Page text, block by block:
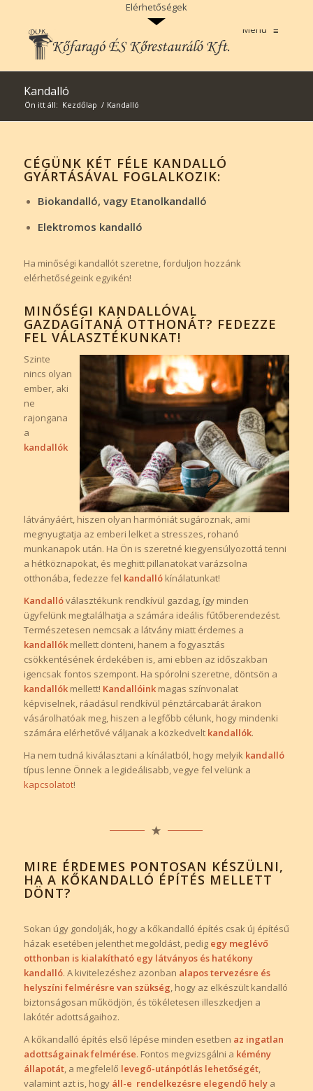
Menu≡
Kandalló
Ön itt áll: Kezdőlap / Kandalló
CÉGÜNK KÉT FÉLE KANDALLÓ
GYÁRTÁSÁVAL FOGLALKOZIK:
Biokandalló, vagy Etanolkandalló
Elektromos kandalló
Ha minőségi kandallót szeretne, forduljon hozzánk
elérhetőségeink egyikén!
MINŐSÉGI KANDALLÓVAL
GAZDAGÍTANÁ OTTHONÁT? FEDEZZE
FEL VÁLASZTÉKUNKAT!
Szinte
nincs olyan
ember, aki
ne
rajongana
a
kandallók
látványáért, hiszen olyan harmóniát sugároznak, ami
megnyugtatja az emberi lelket a stresszes, rohanó
munkanapok után. Ha Ön is szeretné kiegyensúlyozottá tenni
a hétköznapokat, és meghitt pillanatokat varázsolna
otthonába, fedezze fel kandallókínálatunkat!
Kandallóválasztékunk rendkívül gazdag, így minden
ügyfelünk megtalálhatja a számára ideális fűtőberendezést.
Természetesen nemcsak a látvány miatt érdemes a
kandallókmellett dönteni, hanem a fogyasztás
csökkentésének érdekében is, ami ebben az időszakban
igencsak fontos szempont. Ha spórolni szeretne, döntsön a
kandallókmellett! Kandallóinkmagas színvonalat
képviselnek, ráadásul rendkívül pénztárcabarát árakon
vásárolhatóak meg, hiszen a legfőbb célunk, hogy mindenki
számára elérhetővé váljanak a közkedvelt kandallók.
Ha nem tudná kiválasztani a kínálatból, hogy melyik kandalló
típus lenne Önnek a legideálisabb, vegye fel velünk a
kapcsolatot!
MIRE ÉRDEMES PONTOSAN KÉSZÜLNI,
HA A KŐKANDALLÓ ÉPÍTÉS MELLETT
DÖNT?
Sokan úgy gondolják, hogy a kőkandalló építés csak új építésű
házak esetében jelenthet megoldást, pedig egy meglévő
otthonban is kialakítható egy látványos és hatékony
kandalló. A kivitelezéshez azonban alapos tervezésre és
helyszíni felmérésre van szükség, hogy az elkészült kandalló
biztonságosan működjön, és tökéletesen illeszkedjen a
lakótér adottságaihoz.
A kőkandalló építés első lépése minden esetben az ingatlan
adottságainak felmérése. Fontos megvizsgálni a kémény
állapotát, a megfelelő levegő-utánpótlás lehetőségét,
valamint azt is, hogy áll-e rendelkezésre elegendő hely a
Elérhetőségek